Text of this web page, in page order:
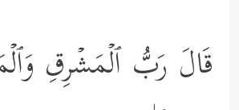
قَالَ رَبُّ ٱلۡمَشۡرِقِ